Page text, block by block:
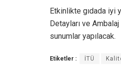
Etkinlikte gıdada iyi
Detayları ve
sunumlar yapılacak.
Etiketler : İTÜ